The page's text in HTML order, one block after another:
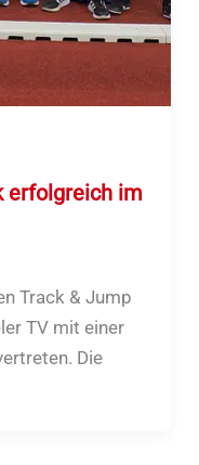
erfolgreich im
Track & Jump
TV mit einer
Die